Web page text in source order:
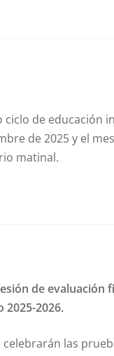
de educación
de 2025 y el
matinal.
de evaluación
2026.
celebrarán las